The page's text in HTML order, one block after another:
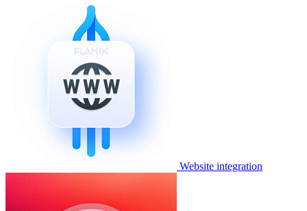
Website integration